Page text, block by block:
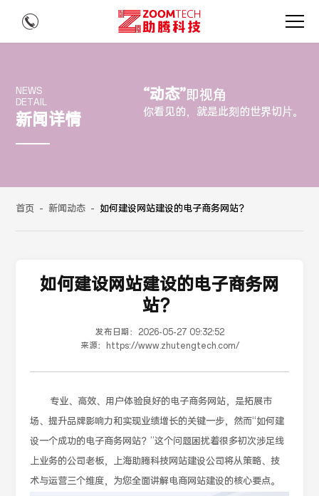
NEWS
DETAIL
新闻详情
“动态”即视角
你看见的，就是此刻的世界切片。
首页 - 新闻动态 - 如何建设网站建设的电子商务网站？
如何建设网站建设的电子商务网
站？
发布日期：
2026-05-27 09:32:52
来源：
https://www.zhutengtech.com/
专业、高效、用户体验良好的电子商务网站，是拓展市
场、提升品牌影响力和实现业绩增长的关键一步，然而“如何建
设一个成功的电子商务网站？”这个问题困扰着很多初次涉足线
上业务的公司老板，上海助腾科技网站建设公司将从策略、技
术与运营三个维度，为您全面讲解电商网站建设的核心要点。